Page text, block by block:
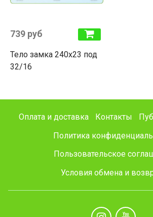
739 руб
Тело замка 240х23 под
32/16
Оплата и доставка Контакты
Политика
Пользовательское
Условия обмена и